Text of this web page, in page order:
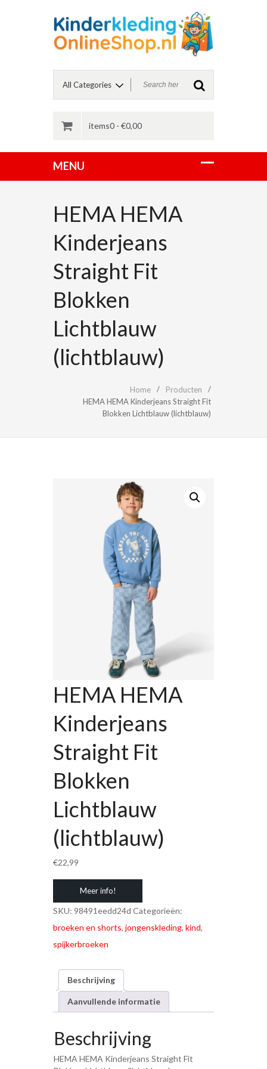
items0 - €0,00
HEMA HEMA
Kinderjeans
Straight Fit
Blokken
Lichtblauw
(lichtblauw)
Home
Producten
HEMA HEMA Kinderjeans Straight Fit
Blokken Lichtblauw (lichtblauw)
HEMA HEMA
Kinderjeans
Straight Fit
Blokken
Lichtblauw
(lichtblauw)
€22,99
Meer info!
SKU: 98491eedd24d Categorieën:
broeken en shorts, jongenskleding, kind,
spijkerbroeken
Beschrijving
Aanvullende informatie
Beschrijving
HEMA HEMA Kinderjeans Straight Fit